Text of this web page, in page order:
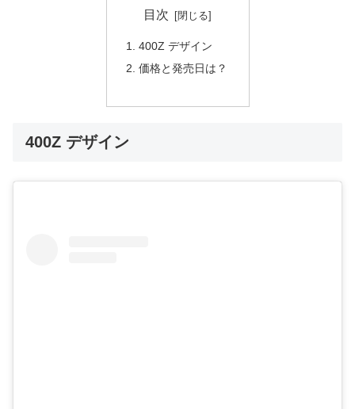
目次
400Z デザイン
価格と発売日は？
400Z デザイン